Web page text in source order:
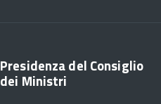
Presidenza del Consiglio
dei Ministri